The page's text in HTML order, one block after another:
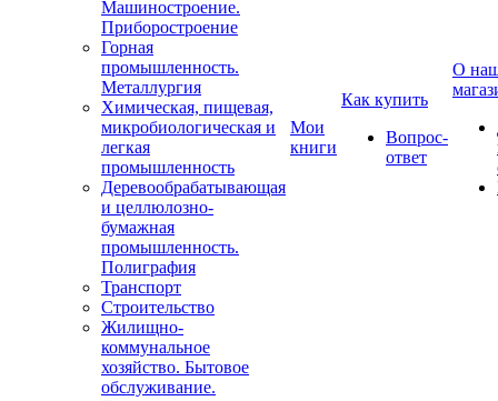
Машиностроение.
Приборостроение
Горная
промышленность.
Металлургия
Химическая, пищевая,
микробиологическая и
легкая
промышленность
Деревообрабатывающая
и целлюлозно-
бумажная
промышленность.
Полиграфия
Транспорт
Строительство
Жилищно-
коммунальное
хозяйство. Бытовое
обслуживание.
Мои
книги
Как купить
Вопрос-
ответ
О